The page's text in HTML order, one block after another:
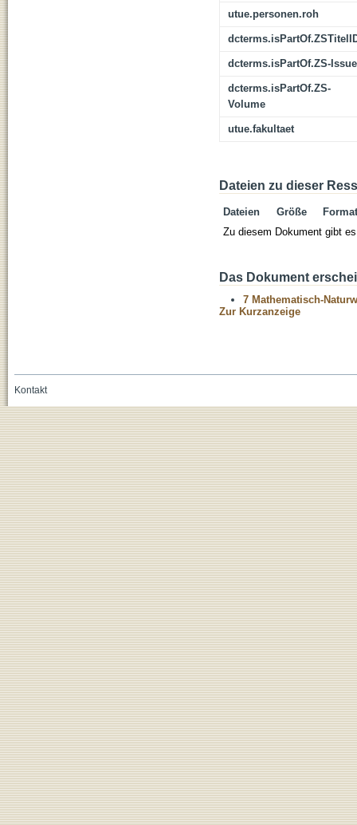
utue.personen.roh
dcterms.isPartOf.ZS-Issue
dcterms.isPartOf.ZS-
Volume
utue.fakultaet
Dateien zu dieser
Dateien Größe
Format
Zu diesem Dokument gibt
Das Dokument
7 Mathematisch-
Zur Kurzanzeige
Kontakt